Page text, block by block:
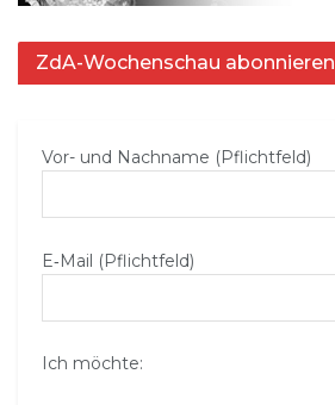
ZdA-Wochenschau abonnieren
Vor- und Nachname (Pflichtfeld)
E‑Mail (Pflichtfeld)
Ich möchte: